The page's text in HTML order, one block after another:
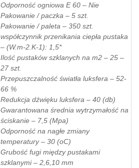
Odporność ogniowa E 60 – Nie
Pakowanie / paczka – 5 szt.
Pakowanie / paleta – 350 szt.
współczynnik przenikania ciepła pustaka
– (W.m-2.K-1): 1,5*
Ilość pustaków szklanych na m2 – 25 –
27 szt.
Przepuszczalność światła luksfera – 52-
66 %
Redukcja dźwięku luksfera – 40 (db)
Gwarantowana średnia wytrzymałość na
ściskanie – 7,5 (Mpa)
Odporność na nagłe zmiany
temperatury – 30 (oC)
Grubość fugi między pustakami
szklanymi – 2,6,10 mm